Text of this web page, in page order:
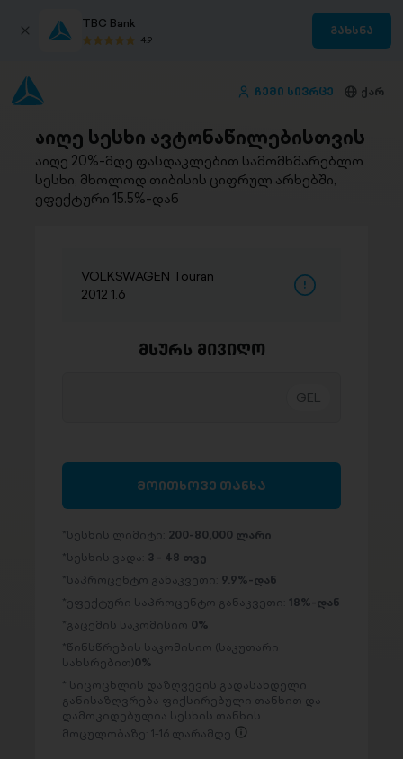
TBC Bank
4.9
გახსნა
ჩემი სივრცე ქარ
აიღე სესხი ავტონაწილებისთვის
აიღე 20%-მდე ფასდაკლებით სამომხმარებლო
სესხი, მხოლოდ თიბისის ციფრულ არხებში,
ეფექტური 15.5%-დან
VOLKSWAGEN Touran
2012 1.6
მსურს მივიღო
მოითხოვე თანხა
სესხის ლიმიტი: 200-80,000 ლარი
სესხის ვადა: 3 - 48 თვე
საპროცენტო განაკვეთი: 9.9%-დან
ეფექტური საპროცენტო განაკვეთი: 18%-დან
გაცემის საკომისიო 0%
წინსწრების საკომისიო (საკუთარი
სახსრებით)0%
სიცოცხლის დაზღვევის გადასახდელი
განისაზღვრება ფიქსირებული თანხით და
დამოკიდებულია სესხის თანხის
მოცულობაზე: 1-16 ლარამდე